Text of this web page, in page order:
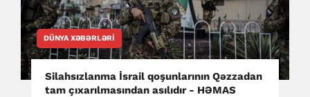
DÜNYA XƏBƏRLƏRI
Silahsızlanma İsrail qoşunlarının Qəzzadan
tam çıxarılmasından asılıdır - HƏMAS